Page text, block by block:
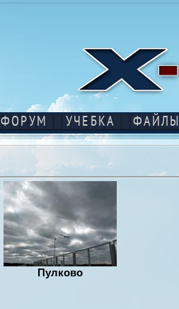
ФОРУМ УЧЕБКА ФАЙЛЫ
Пулково